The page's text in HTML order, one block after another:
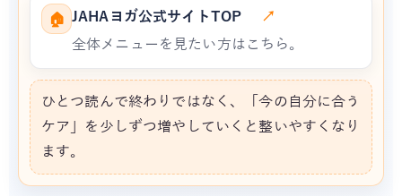
🏠 JAHAヨガ公式サイトTOP
↗
全体メニューを見たい方はこちら。
ひとつ読んで終わりではなく、「今の自分に合う
ケア」を少しずつ増やしていくと整いやすくなり
ます。